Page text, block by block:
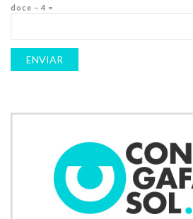
doce − 4 =